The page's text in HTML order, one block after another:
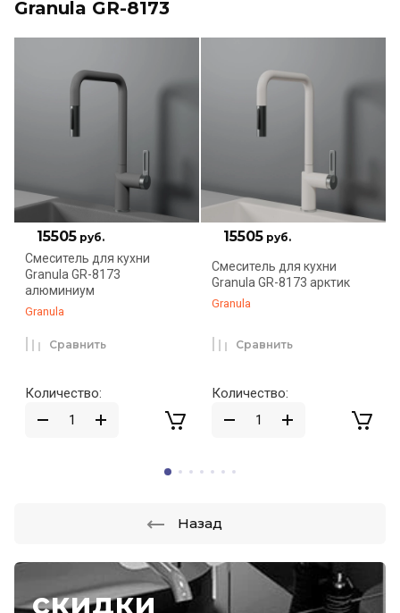
скидки
Granula GR-8173
15505 руб.
Смеситель для кухни
Granula GR-8173
алюминиум
Granula
Количество:
Сравнить
15505 руб.
Смеситель для кухни
Granula GR-8173 арктик
Granula
Количество:
Сравнить
Назад